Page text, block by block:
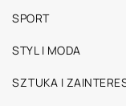
SPORT
STYL I MODA
SZTUKA I